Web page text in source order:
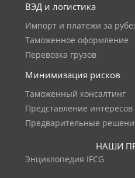
ВЭД и логистика
Импорт и платежи за
Таможенное оформление
Перевозка грузов
Минимизация рисков
Таможенный консалтинг
Представление интересов
Предварительные
НАШИ
Энциклопедия IFCG